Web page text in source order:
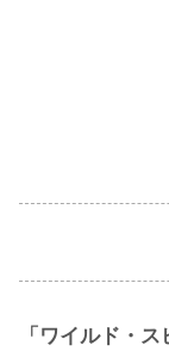
「ワイルド・